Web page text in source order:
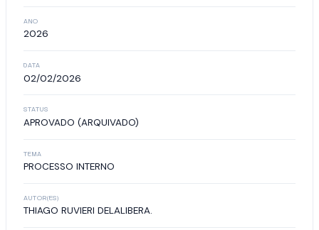
ANO
2026
DATA
02/02/2026
STATUS
APROVADO (ARQUIVADO)
TEMA
PROCESSO INTERNO
AUTOR(ES)
THIAGO RUVIERI DELALIBERA.